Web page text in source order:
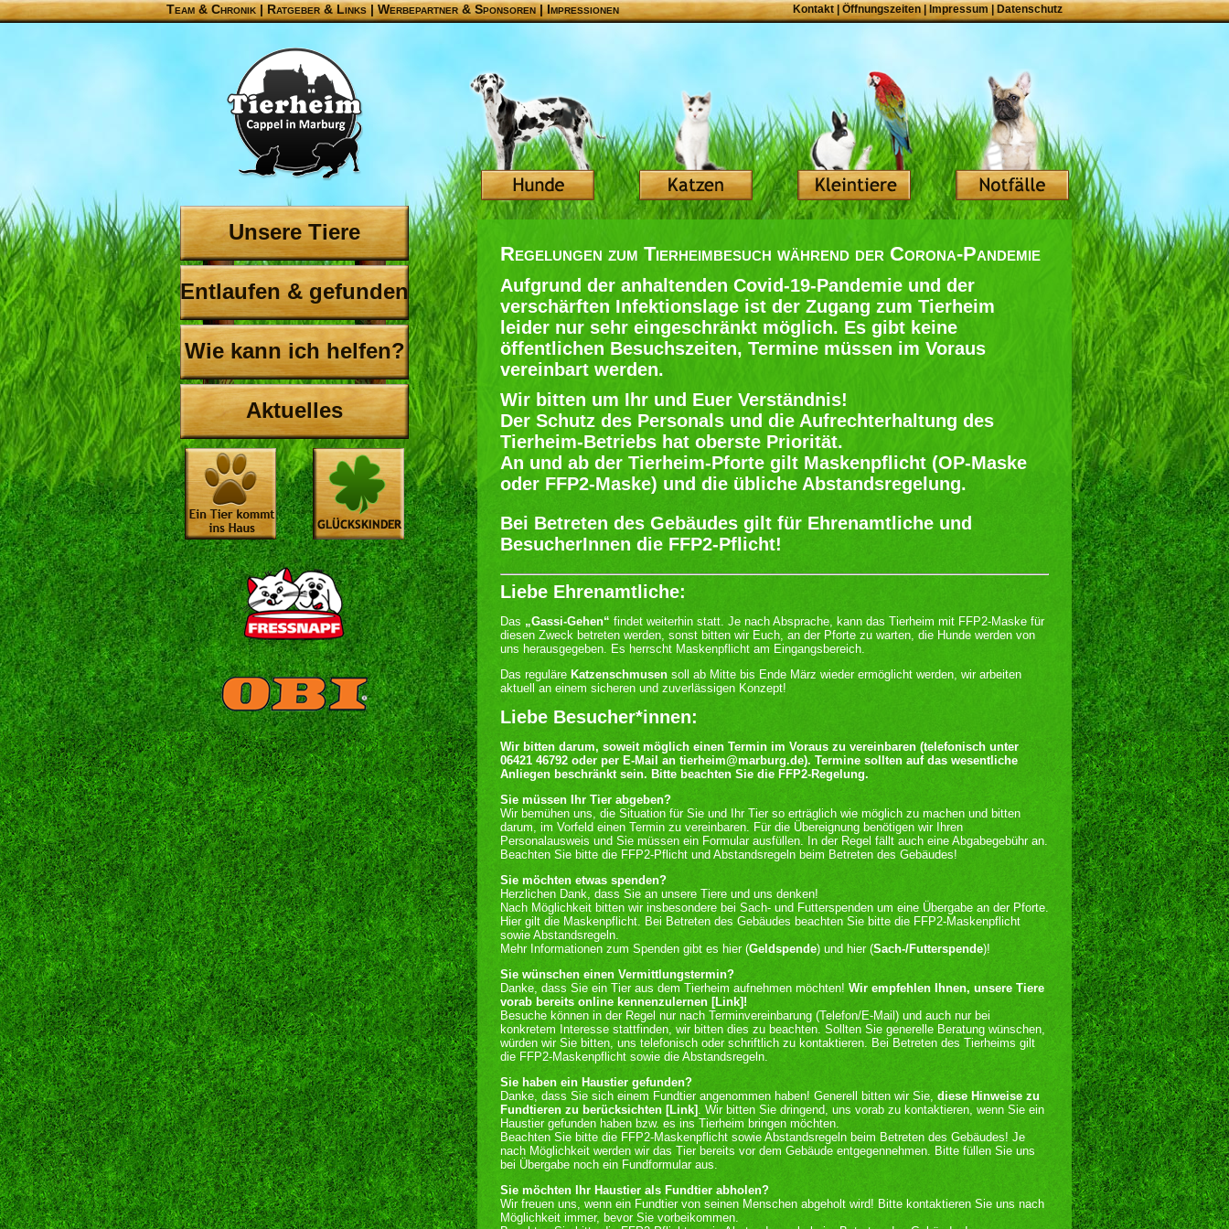
Team & Chronik |Ratgeber & Links|Werbepartner & Sponsoren|Impressionen Kontakt Öffnungszeiten| Impressum|Datenschutz
Unsere Tiere
Entlaufen & gefunden
Wie kann ich helfen?
Aktuelles
Regelungen zum Tierheimbesuch während der Corona-Pandemie
Aufgrund der anhaltenden Covid-19-Pandemie und der
verschärften Infektionslage ist der Zugang zum Tierheim
leider nur sehr eingeschränkt möglich. Es gibt keine
öffentlichen Besuchszeiten, Termine müssen im Voraus
vereinbart werden.
Wir bitten um Ihr und Euer Verständnis!
Der Schutz des Personals und die Aufrechterhaltung des
Tierheim-Betriebs hat oberste Priorität.
An und ab der Tierheim-Pforte gilt Maskenpflicht (OP-Maske
oder FFP2-Maske) und die übliche Abstandsregelung.
Bei Betreten des Gebäudes gilt für Ehrenamtliche und
BesucherInnen die FFP2-Pflicht!
Liebe Ehrenamtliche:
Das „Gassi-Gehen“ findet weiterhin statt. Je nach Absprache, kann das Tierheim mit FFP2-Maske für
diesen Zweck betreten werden, sonst bitten wir Euch, an der Pforte zu warten, die Hunde werden von
uns herausgegeben. Es herrscht Maskenpflicht am Eingangsbereich.
Das reguläre Katzenschmusen soll ab Mitte bis Ende März wieder ermöglicht werden, wir arbeiten
aktuell an einem sicheren und zuverlässigen Konzept!
Liebe Besucher*innen:
Wir bitten darum, soweit möglich einen Termin im Voraus zu vereinbaren (telefonisch unter
06421 46792 oder per E-Mail an tierheim@marburg.de). Termine sollten auf das wesentliche
Anliegen beschränkt sein. Bitte beachten Sie die FFP2-Regelung.
Sie müssen Ihr Tier abgeben?
Wir bemühen uns, die Situation für Sie und Ihr Tier so erträglich wie möglich zu machen und bitten
darum, im Vorfeld einen Termin zu vereinbaren. Für die Übereignung benötigen wir Ihren
Personalausweis und Sie müssen ein Formular ausfüllen. In der Regel fällt auch eine Abgabegebühr an.
Beachten Sie bitte die FFP2-Pflicht und Abstandsregeln beim Betreten des Gebäudes!
Sie möchten etwas spenden?
Herzlichen Dank, dass Sie an unsere Tiere und uns denken!
Nach Möglichkeit bitten wir insbesondere bei Sach- und Futterspenden um eine Übergabe an der Pforte.
Hier gilt die Maskenpflicht. Bei Betreten des Gebäudes beachten Sie bitte die FFP2-Maskenpflicht
sowie Abstandsregeln.
Mehr Informationen zum Spenden gibt es hier (Geldspende) und hier (Sach-/Futterspende)!
Sie wünschen einen Vermittlungstermin?
Danke, dass Sie ein Tier aus dem Tierheim aufnehmen möchten! Wir empfehlen Ihnen, unsere Tiere
vorab bereits online kennenzulernen [Link]!
Besuche können in der Regel nur nach Terminvereinbarung (Telefon/E-Mail) und auch nur bei
konkretem Interesse stattfinden, wir bitten dies zu beachten. Sollten Sie generelle Beratung wünschen,
würden wir Sie bitten, uns telefonisch oder schriftlich zu kontaktieren. Bei Betreten des Tierheims gilt
die FFP2-Maskenpflicht sowie die Abstandsregeln.
Sie haben ein Haustier gefunden?
Danke, dass Sie sich einem Fundtier angenommen haben! Generell bitten wir Sie, diese Hinweise zu
Fundtieren zu berücksichten [Link] . Wir bitten Sie dringend, uns vorab zu kontaktieren, wenn Sie ein
Haustier gefunden haben bzw. es ins Tierheim bringen möchten.
Beachten Sie bitte die FFP2-Maskenpflicht sowie Abstandsregeln beim Betreten des Gebäudes! Je
nach Möglichkeit werden wir das Tier bereits vor dem Gebäude entgegennehmen. Bitte füllen Sie uns
bei Übergabe noch ein Fundformular aus.
Sie möchten Ihr Haustier als Fundtier abholen?
Wir freuen uns, wenn ein Fundtier von seinen Menschen abgeholt wird! Bitte kontaktieren Sie uns nach
Möglichkeit immer, bevor Sie vorbeikommen.